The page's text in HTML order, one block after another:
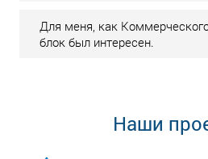
Для меня, как
блок был интересен.
Наши